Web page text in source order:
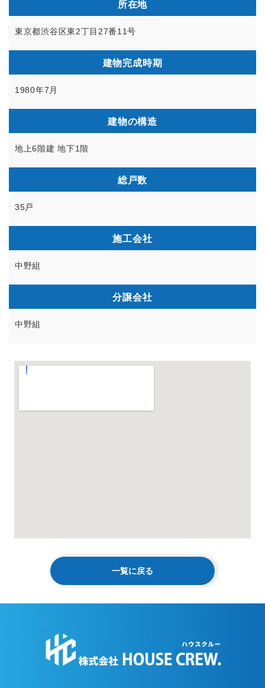
所在地
東京都渋谷区東2丁目27番11号
建物完成時期
1980年7月
建物の構造
地上6階建 地下1階
総戸数
35戸
施工会社
中野組
分譲会社
中野組
一覧に戻る